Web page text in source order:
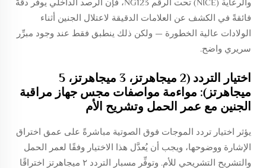
فائقةً في الكشف عن العلامات الدقيقة لاعتلال الجنين أثناء
الولادات عالية الخطورة — ولكن ذلك ينطبق فقط عند وجود مبرِّر
سريري واضح.
اختيار التردد (2 ميجاهرتز، 3 ميجاهرتز، 5
ميجاهرتز): مواءمة مواصفات مجس جهاز مراقبة
الجنين مع عمر الحمل وتشريح الأم
يؤثر اختيار تردد الموجات فوق الصوتية مباشرةً على عمق اختراق
الإشارة ووضوحها، ويجب أن يُعدَّل هذا الاختيار وفقًا لعمر الحمل
والتشريح التشريحي للأم. وتوفِّر مسبار التردد ٢ ميجاهرتز اختراقًا